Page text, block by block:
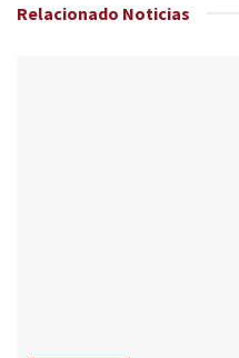
Relacionado Noticias